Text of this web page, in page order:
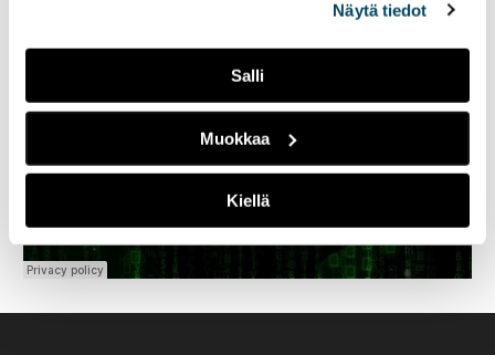
Näytä tiedot
Salli
Muokkaa
Kiellä